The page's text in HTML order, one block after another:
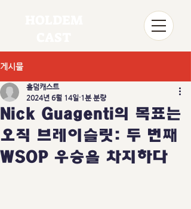
게시물
Nick Guagenti의 목표는
오직 브레이슬릿: 두 번째
WSOP 우승을 차지하다
홀덤캐스트
2024년 6월 14일 1분 분량